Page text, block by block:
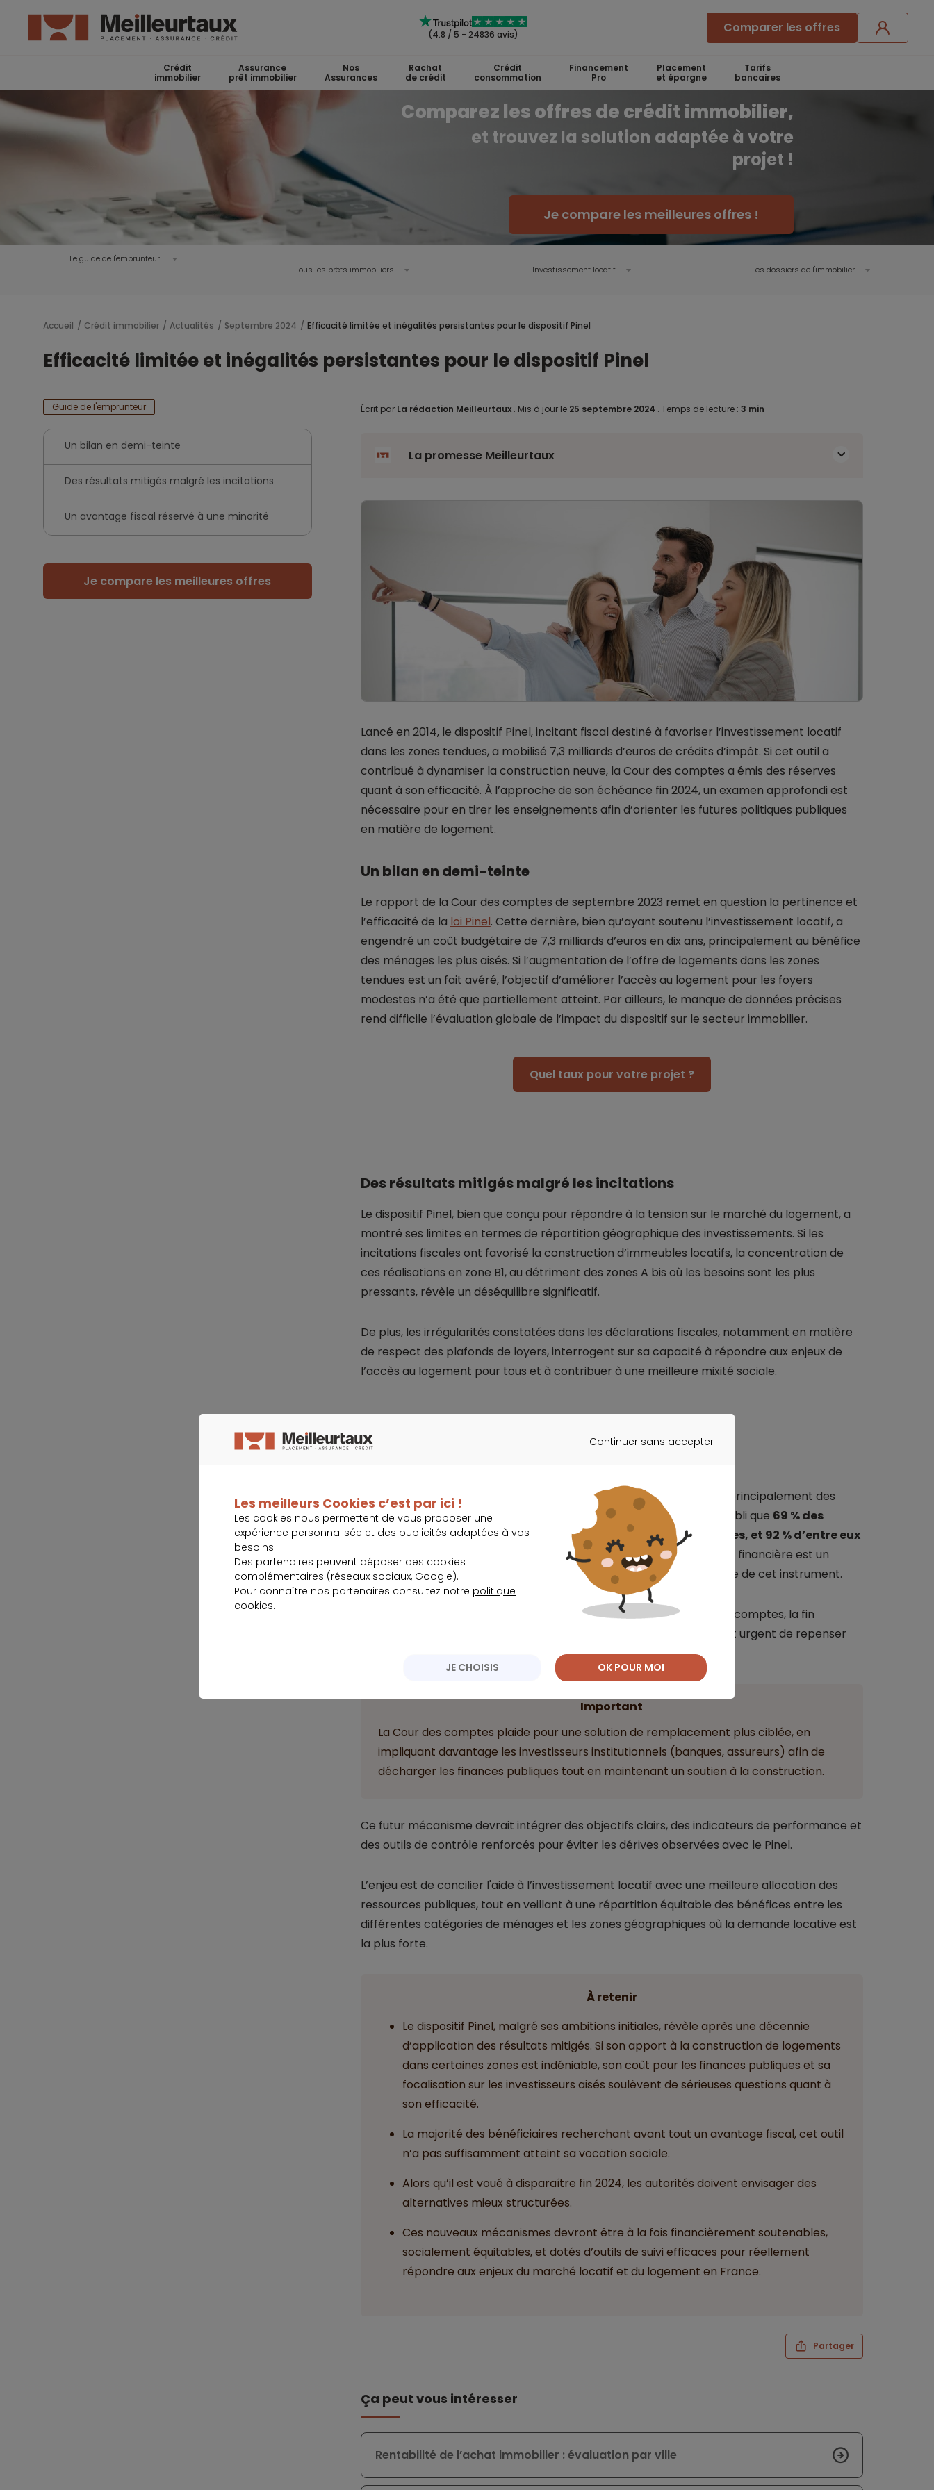
(4.8 / 5 - 24836 avis) Comparer les offres
Crédit
immobilier
Assurance
prêt immobilier
Nos
Assurances
Rachat
de crédit
Crédit
consommation
Financement
Pro
Placement
et épargne
Tarifs
bancaires
Comparez les offres de crédit immobilier,
et trouvez la solution adaptée à votre
projet !
Je compare les meilleures offres !
Le guide de l'emprunteur
Tous les prêts immobiliers
Investissement locatif Les dossiers de l'immobilier
Accueil Crédit immobilier Actualités Septembre 2024 Efficacité limitée et inégalités persistantes pour le dispositif Pinel
Efficacité limitée et inégalités persistantes pour le dispositif Pinel
Guide de l'emprunteur
Un bilan en demi-teinte
Des résultats mitigés malgré les incitations
Un avantage fiscal réservé à une minorité
Je compare les meilleures offres
Écrit par La rédaction Meilleurtaux . Mis à jour le 25 septembre 2024 . Temps de lecture : 3 min
La promesse Meilleurtaux
Lancé en 2014, le dispositif Pinel, incitant fiscal destiné à favoriser l’investissement locatif
dans les zones tendues, a mobilisé 7,3 milliards d’euros de crédits d’impôt. Si cet outil a
contribué à dynamiser la construction neuve, la Cour des comptes a émis des réserves
quant à son efficacité. À l’approche de son échéance fin 2024, un examen approfondi est
nécessaire pour en tirer les enseignements afin d’orienter les futures politiques publiques
en matière de logement.
Un bilan en demi-teinte
Le rapport de la Cour des comptes de septembre 2023 remet en question la pertinence et
l’efficacité de la loi Pinel. Cette dernière, bien qu’ayant soutenu l’investissement locatif, a
engendré un coût budgétaire de 7,3 milliards d’euros en dix ans, principalement au bénéfice
des ménages les plus aisés. Si l’augmentation de l’offre de logements dans les zones
tendues est un fait avéré, l’objectif d’améliorer l’accès au logement pour les foyers
modestes n’a été que partiellement atteint. Par ailleurs, le manque de données précises
rend difficile l’évaluation globale de l’impact du dispositif sur le secteur immobilier.
Quel taux pour votre projet ?
Des résultats mitigés malgré les incitations
Le dispositif Pinel, bien que conçu pour répondre à la tension sur le marché du logement, a
montré ses limites en termes de répartition géographique des investissements. Si les
incitations fiscales ont favorisé la construction d’immeubles locatifs, la concentration de
ces réalisations en zone B1, au détriment des zones A bis où les besoins sont les plus
pressants, révèle un déséquilibre significatif.
De plus, les irrégularités constatées dans les déclarations fiscales, notamment en matière
de respect des plafonds de loyers, interrogent sur sa capacité à répondre aux enjeux de
l’accès au logement pour tous et à contribuer à une meilleure mixité sociale.
Le dispositif Pinel présente une caractéristique marquante : il attire principalement des
investisseurs aux revenus élevés. En effet, la Cour des comptes a établi que 69 % des
bénéficiaires appartiennent aux 10 % des ménages les plus riches, et 92 % d’entre eux
sont motivés en priorité par la réduction d’impôt. Si la rentabilité financière est un
facteur déterminant, elle semble avoir primé sur la dimension sociale de cet instrument.
Au regard des dysfonctionnements mis en évidence par la Cour des comptes, la fin
programmée du dispositif Pinel apparaît comme une nécessité. Il est urgent de repenser
les modalités d’incitation à l’investissement locatif.
Important
La Cour des comptes plaide pour une solution de remplacement plus ciblée, en
impliquant davantage les investisseurs institutionnels (banques, assureurs) afin de
décharger les finances publiques tout en maintenant un soutien à la construction.
Ce futur mécanisme devrait intégrer des objectifs clairs, des indicateurs de performance et
des outils de contrôle renforcés pour éviter les dérives observées avec le Pinel.
L’enjeu est de concilier l'aide à l’investissement locatif avec une meilleure allocation des
ressources publiques, tout en veillant à une répartition équitable des bénéfices entre les
différentes catégories de ménages et les zones géographiques où la demande locative est
la plus forte.
À retenir
Le dispositif Pinel, malgré ses ambitions initiales, révèle après une décennie
d’application des résultats mitigés. Si son apport à la construction de logements
dans certaines zones est indéniable, son coût pour les finances publiques et sa
focalisation sur les investisseurs aisés soulèvent de sérieuses questions quant à
son efficacité.
La majorité des bénéficiaires recherchant avant tout un avantage fiscal, cet outil
n’a pas suffisamment atteint sa vocation sociale.
Alors qu’il est voué à disparaître fin 2024, les autorités doivent envisager des
alternatives mieux structurées.
Ces nouveaux mécanismes devront être à la fois financièrement soutenables,
socialement équitables, et dotés d’outils de suivi efficaces pour réellement
répondre aux enjeux du marché locatif et du logement en France.
Partager
Ça peut vous intéresser
Rentabilité de l’achat immobilier : évaluation par ville
Continuer sans accepter
Les meilleurs Cookies c’est par ici !
Les cookies nous permettent de vous proposer une
expérience personnalisée et des publicités adaptées à vos
besoins.
Des partenaires peuvent déposer des cookies
complémentaires (réseaux sociaux, Google).
Pour connaître nos partenaires consultez notre politique
cookies.
JE CHOISIS OK POUR MOI